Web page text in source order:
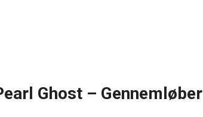
Ghost – Gennemløber